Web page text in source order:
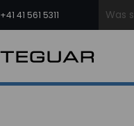
Inhalt
springen
+41 41 561 5311
INDUSTRIE